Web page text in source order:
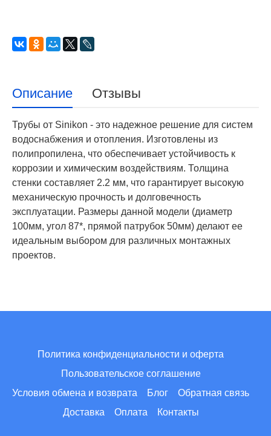
Описание Отзывы
Трубы от Sinikon - это надежное решение для систем
водоснабжения и отопления. Изготовлены из
полипропилена, что обеспечивает устойчивость к
коррозии и химическим воздействиям. Толщина
стенки составляет 2.2 мм, что гарантирует высокую
механическую прочность и долговечность
эксплуатации. Размеры данной модели (диаметр
100мм, угол 87*, прямой патрубок 50мм) делают ее
идеальным выбором для различных монтажных
проектов.
Политика конфиденциальности и оферта
Пользовательское соглашение
Условия обмена и возврата
Блог
Обратная связь
Доставка
Оплата Контакты